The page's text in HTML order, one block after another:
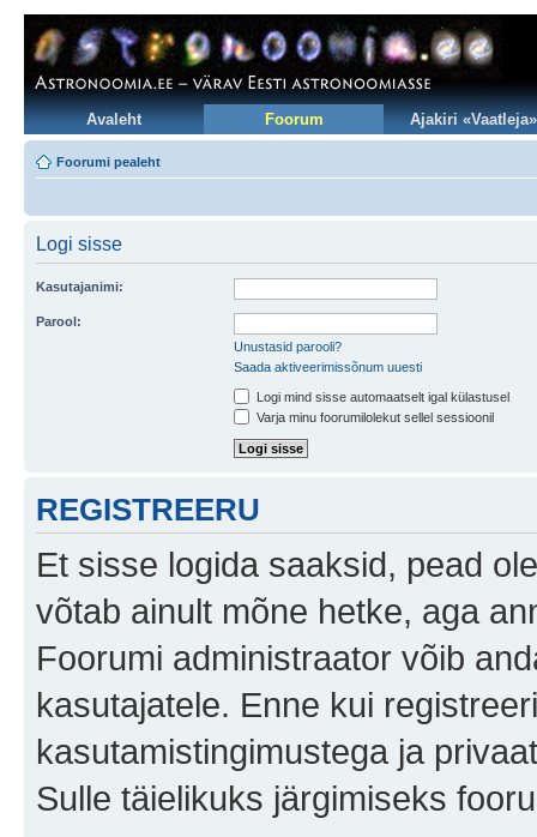
Avaleht Foorum Ajakiri «Vaatleja»
Foorumi pealeht
Logi sisse
Kasutajanimi:
Parool:
Unustasid parooli?
Saada aktiveerimissõnum uuesti
Logi mind sisse automaatselt igal külastusel
Varja minu foorumilolekut sellel sessioonil
REGISTREERU
Et sisse logida saaksid, pead
võtab ainult mõne hetke, aga
Foorumi administraator võib
kasutajatele. Enne kui
kasutamistingimustega ja
Sulle täielikuks järgimiseks